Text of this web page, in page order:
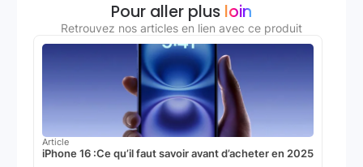
Pour aller plus loin
Retrouvez nos articles en lien avec ce produit
Article
iPhone 16 :Ce qu’il faut savoir avant d’acheter en 2025